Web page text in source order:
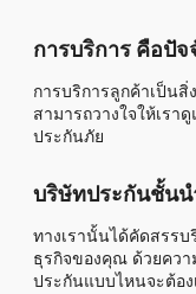
การบริการ คือปัจ
การบริการลูกค้าเป็น
สามารถวางใจให้เร
ประกันภัย
บริษัทประกันชั้น
ทางเรานั้นได้คัดสรร
ธุรกิจของคุณ ด้วยควา
ประกันแบบไหนจะต้อ